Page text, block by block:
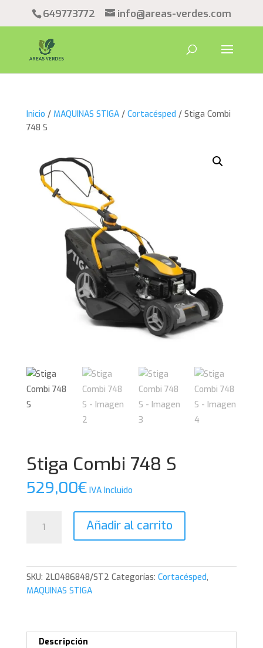
649773772 info@areas-verdes.com
Inicio / MAQUINAS STIGA/ Cortacésped / Stiga Combi
748 S
Stiga Combi 748 S
529,00€ IVA Incluido
Combi
cantidad
Añadir al carrito
SKU: 2L0486848/ST2 Categorías: Cortacésped,
MAQUINAS STIGA
Descripción